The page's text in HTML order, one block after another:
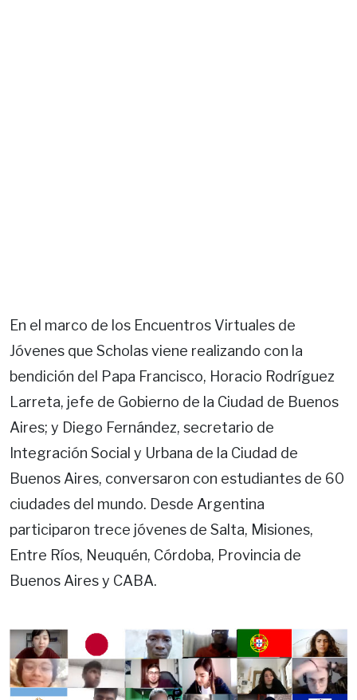
En el marco de los Encuentros Virtuales de
Jóvenes que Scholas viene realizando con la
bendición del Papa Francisco, Horacio Rodríguez
Larreta, jefe de Gobierno de la Ciudad de Buenos
Aires; y Diego Fernández, secretario de
Integración Social y Urbana de la Ciudad de
Buenos Aires, conversaron con estudiantes de 60
ciudades del mundo. Desde Argentina
participaron trece jóvenes de Salta, Misiones,
Entre Ríos, Neuquén, Córdoba, Provincia de
Buenos Aires y CABA.